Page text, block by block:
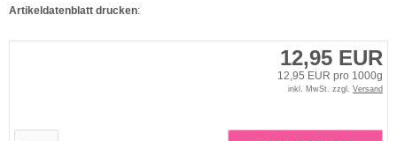
12,95 EUR
12,95 EUR pro 1000g
inkl. MwSt. zzgl. Versand
Artikeldatenblatt drucken: